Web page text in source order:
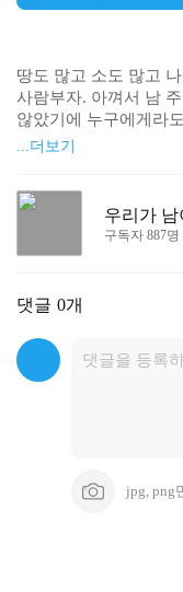
땅도 많고 소도 많고
사람부자. 아껴서 남
않았기에 누구에게라
순재님을 모셨습니다.
...더보기
우리가
구독자 887명
댓글 0개
jpg, png